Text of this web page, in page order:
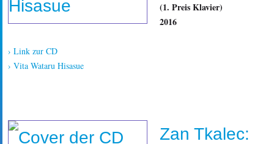
(1. Preis Klavier)
2016
› Link zur CD
› Vita Wataru Hisasue
Zan Tkalec: